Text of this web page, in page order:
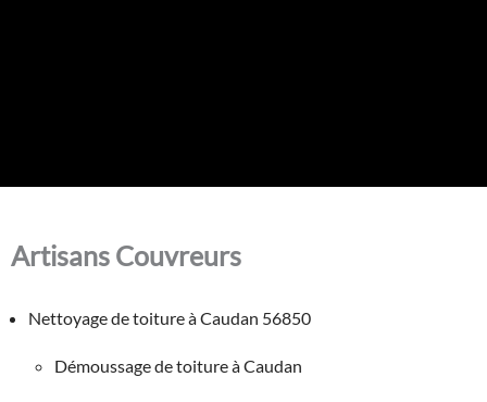
Artisans Couvreurs
Nettoyage de toiture à Caudan 56850
Démoussage de toiture à Caudan